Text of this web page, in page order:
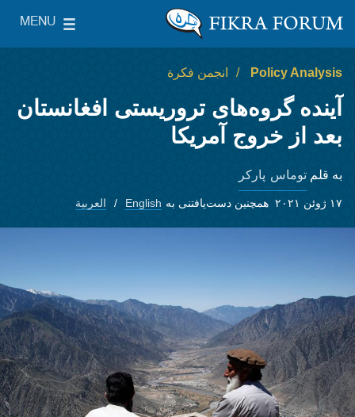
The Washington Institute for Near East Policy
MENU
Main Menu
Policy Analysis انجمن فکرة
آینده گروه‌های تروریستی افغانستان
بعد از خروج آمریکا
به قلم توماس پارکر
۱۷ ژوئن ۲۰۲۱ همچنین دست‌یافتنی به English العربية